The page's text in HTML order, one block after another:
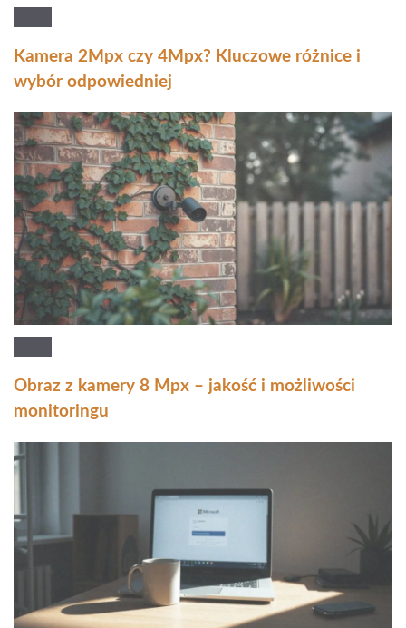
Kamera 2Mpx czy 4Mpx? Kluczowe różnice i
wybór odpowiedniej
Obraz z kamery 8 Mpx – jakość i możliwości
monitoringu